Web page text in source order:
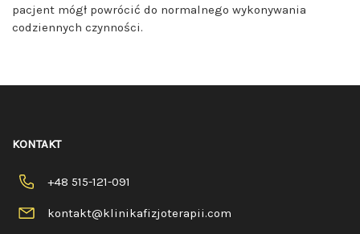
pacjent mógł powrócić do normalnego wykonywania
codziennych czynności.
KONTAKT
+48 515-121-091
kontakt@klinikafizjoterapii.com